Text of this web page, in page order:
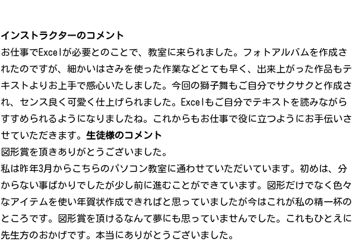
インストラクターのコメント
お仕事でExcelが必要とのことで、教室に来られました。
フォトアルバムを作成さ
れたのですが、細かいはさみを使った作業などとても早く、出来上がった作品もテ
キストよりお上手で感心いたしました。今回の獅子舞もご自分でサクサクと作成さ
れ、センス良く可愛く仕上げられました。
Excelもご自分でテキストを読みながら
すすめられるようになりましたね。これからもお仕事で役に立つようにお手伝いさ
せていただきます。 生徒様のコメント
図形賞を頂きありがとうございました。
私は昨年3月からこちらのパソコン教室に通わせていただいています。初めは、分
からない事ばかりでしたが少し前に進むことができています。図形だけでなく色々
なアイテムを使い年賀状作成できればと思っていましたが今はこれが私の精一杯の
ところです。図形賞を頂けるなんて夢にも思っていませんでした。これもひとえに
先生方のおかげです。本当にありがとうございました。